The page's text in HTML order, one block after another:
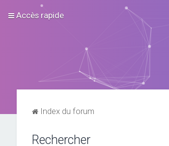
Accès rapide
Index du forum
Rechercher